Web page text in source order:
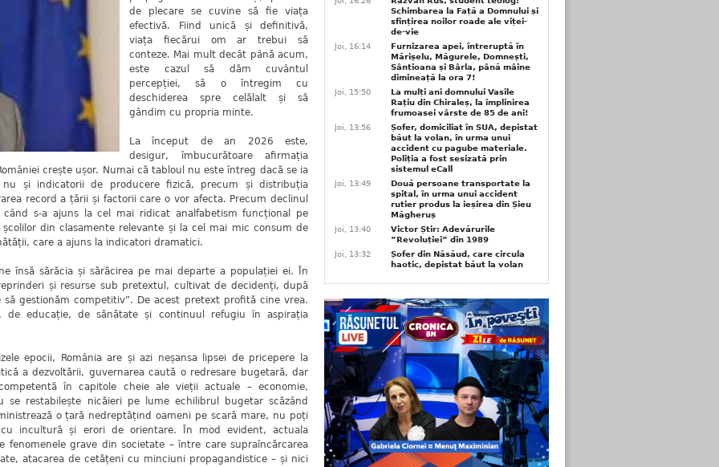
de plecare se cuvine să fie viața
efectivă. Fiind unică și definitivă,
viața fiecărui om ar trebui să
conteze. Mai mult decât până acum,
este cazul să dăm cuvântul
percepției, să o întregim cu
deschiderea spre celălalt și să
gândim cu propria minte.
La început de an 2026 este,
desigur, îmbucurătoare afirmația
crește ușor. Numai că tabloul nu este întreg dacă se ia
și indicatorii de producere fizică, precum și distribuția
record a țării și factorii care o vor afecta. Precum declinul
s-a ajuns la cel mai ridicat analfabetism funcțional pe
din clasamente relevante și la cel mai mic consum de
care a ajuns la indicatori dramatici.
însă sărăcia și sărăcirea pe mai departe a populației ei. În
și resurse sub pretextul, cultivat de decidenți, după
gestionăm competitiv”. De acest pretext profită cine vrea.
educație, de sănătate și continuul refugiu în aspirația
epocii, România are și azi neșansa lipsei de pricepere la
a dezvoltării, guvernarea caută o redresare bugetară, dar
în capitole cheie ale vieții actuale – economie,
se restabilește nicăieri pe lume echilibrul bugetar scăzând
o țară nedreptățind oameni pe scară mare, nu poți
incultură și erori de orientare. În mod evident, actuala
fenomenele grave din societate – între care supraîncărcarea
atacarea de cetățeni cu minciuni propagandistice – și nici
Schimbarea la Față a Domnului și
sfințirea noilor roade ale viței-
de-vie
Joi, 16:14
Furnizarea apei, întreruptă în
Mărișelu, Măgurele, Domnești,
Sântioana și Bârla, până mâine
dimineață la ora 7!
Joi, 15:50
La mulți ani domnului Vasile
Rațiu din Chiraleș, la împlinirea
frumoasei vârste de 85 de ani!
Joi, 13:56
Șofer, domiciliat în SUA, depistat
băut la volan, în urma unui
accident cu pagube materiale.
Poliția a fost sesizată prin
sistemul eCall
Joi, 13:49
Două persoane transportate la
spital, în urma unui accident
rutier produs la ieșirea din Șieu
Măgheruș
Joi, 13:40
Victor Știr: Adevărurile
”Revoluției” din 1989
Joi, 13:32
Șofer din Năsăud, care circula
haotic, depistat băut la volan